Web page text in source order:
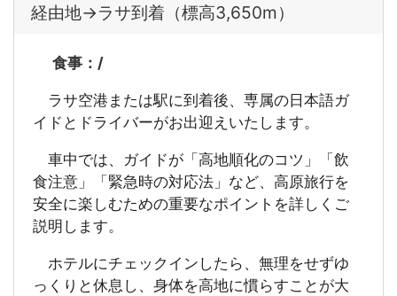
経由地→ラサ到着（標高3,650m）
食事：/
ラサ空港または駅に到着後、専属の日本語ガ
イドとドライバーがお出迎えいたします。
車中では、ガイドが「高地順化のコツ」「飲
食注意」「緊急時の対応法」など、高原旅行を
安全に楽しむための重要なポイントを詳しくご
説明します。
ホテルにチェックインしたら、無理をせずゆ
っくりと休息し、身体を高地に慣らすことが大